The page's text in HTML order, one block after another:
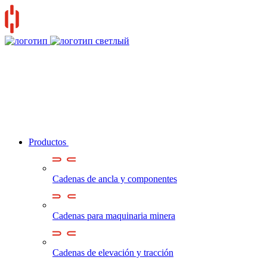
Productos
Cadenas de ancla y componentes
Cadenas para maquinaria minera
Cadenas de elevación y tracción